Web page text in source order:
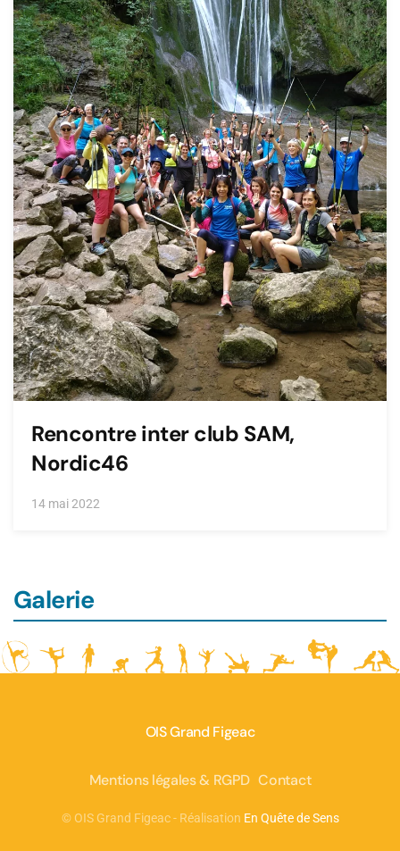
Rencontre inter club SAM,
Nordic46
14 mai 2022
Galerie
OIS Grand Figeac
Mentions légales & RGPD Contact
© OIS Grand Figeac - Réalisation En Quête de Sens